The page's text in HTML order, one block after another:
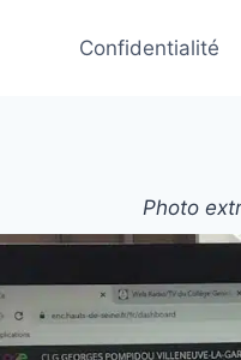
Confidentialité
Photo